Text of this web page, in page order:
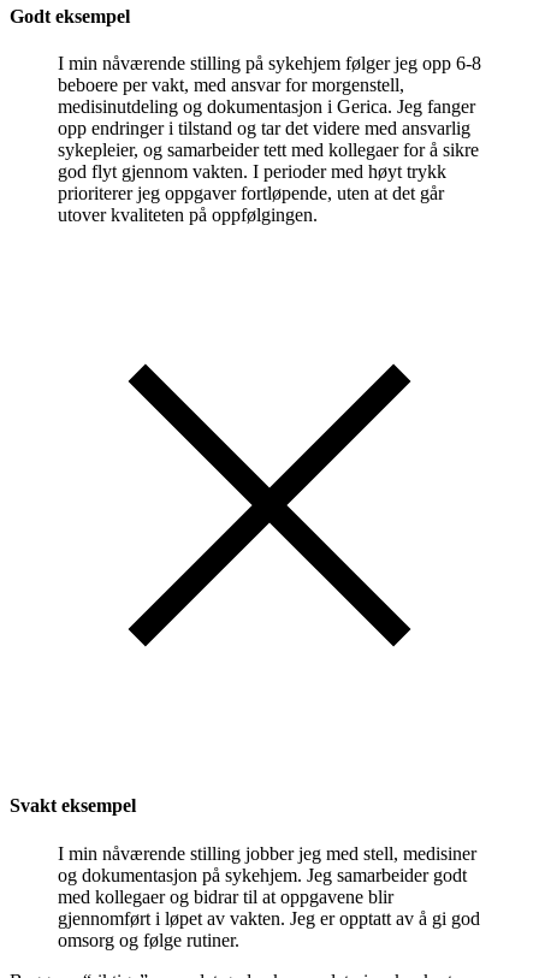
Godt eksempel
I min nåværende stilling på sykehjem følger jeg opp 6-8
beboere per vakt, med ansvar for morgenstell,
medisinutdeling og dokumentasjon i Gerica. Jeg fanger
opp endringer i tilstand og tar det videre med ansvarlig
sykepleier, og samarbeider tett med kollegaer for å sikre
god flyt gjennom vakten. I perioder med høyt trykk
prioriterer jeg oppgaver fortløpende, uten at det går
utover kvaliteten på oppfølgingen.
Svakt eksempel
I min nåværende stilling jobber jeg med stell, medisiner
og dokumentasjon på sykehjem. Jeg samarbeider godt
med kollegaer og bidrar til at oppgavene blir
gjennomført i løpet av vakten. Jeg er opptatt av å gi god
omsorg og følge rutiner.